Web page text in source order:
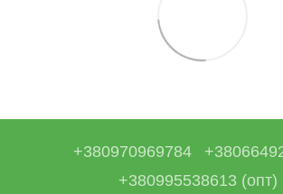
+380970969784
+380995538613 (опт)